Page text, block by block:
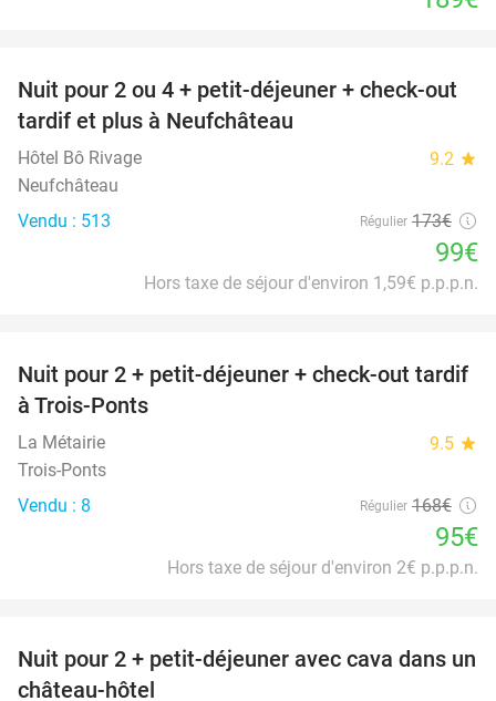
43%
Nuit pour 2 ou 4 + petit-déjeuner + check-out
tardif et plus à Neufchâteau
Hôtel Bô Rivage 9.2 star
Neufchâteau
Vendu : 513
Régulier 173€
99€
Hors taxe de séjour d'environ 1,59€ p.p.p.n.
43%
Nuit pour 2 + petit-déjeuner + check-out tardif
à Trois-Ponts
La Métairie 9.5 star
Trois-Ponts
Vendu : 8
Régulier 168€
95€
Hors taxe de séjour d'environ 2€ p.p.p.n.
48%
Nuit pour 2 + petit-déjeuner avec cava dans un
château-hôtel